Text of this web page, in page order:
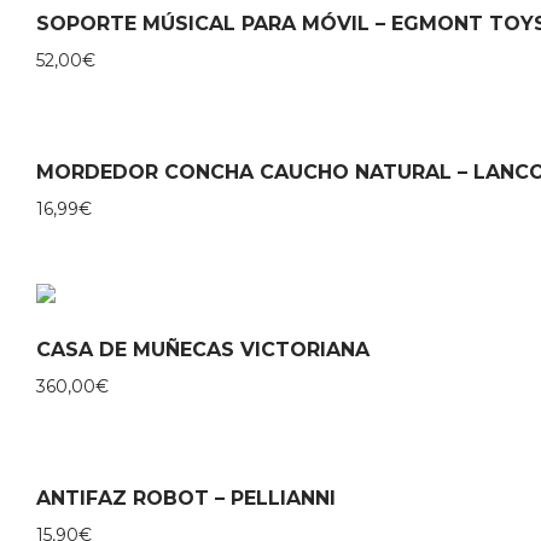
SOPORTE MÚSICAL PARA MÓVIL – EGMONT
52,00€
MORDEDOR CONCHA CAUCHO NATURAL –
16,99€
CASA DE MUÑECAS VICTORIANA
360,00€
ANTIFAZ ROBOT – PELLIANNI
15,90€